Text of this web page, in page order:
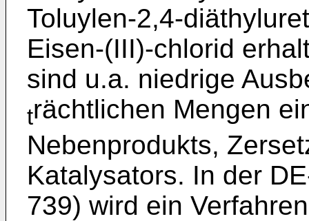
Toluylen-2,4-
Eisen-(III)-chlorid
sind u.a. niedrige
trächtlichen Mengen
Nebenprodukts,
Katalysators. In der
739) wird ein